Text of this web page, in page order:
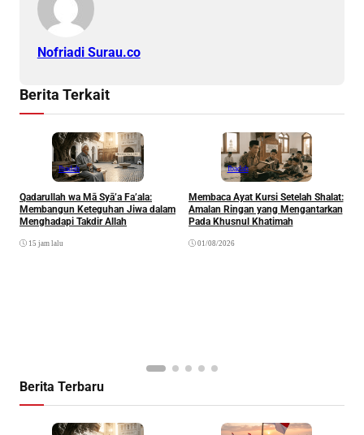
Nofriadi Surau.co
Berita Terkait
Ibadah
Qadarullah wa Mā Syā’a Fa’ala:
Membangun Keteguhan Jiwa dalam
Menghadapi Takdir Allah
15 jam lalu
Ibadah
Membaca Ayat Kursi Setelah Shalat:
Amalan Ringan yang Mengantarkan
Pada Khusnul Khatimah
01/08/2026
Berita Terbaru